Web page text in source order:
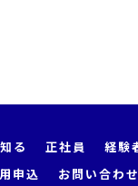
る 正社員 経験
申込 お問い合わせ